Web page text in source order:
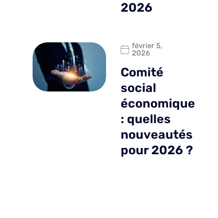
2026
février 5,
2026
Comité
social
économique
: quelles
nouveautés
pour 2026 ?